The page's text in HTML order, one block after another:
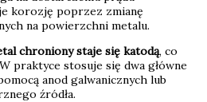
korozję poprzez zmianę
na powierzchni metalu.
chroniony staje się katodą, co
praktyce stosuje się dwa główne
anod galwanicznych lub
źródła.